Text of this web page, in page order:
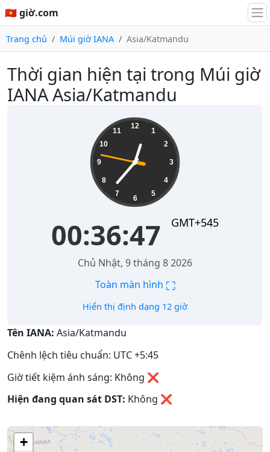
🇻🇳 giờ.com
Trang chủ Múi giờ IANA Asia/Katmandu
Thời gian hiện tại trong Múi giờ
IANA Asia/Katmandu
12
1
2
3
4
5
6
7
8
9
10
11
00:36:47 GMT+545
Chủ Nhật, 9 tháng 8 2026
Toàn màn hình ⛶
Hiển thị định dạng 12 giờ
Tên IANA: Asia/Katmandu
Chênh lệch tiêu chuẩn: UTC +5:45
Giờ tiết kiệm ánh sáng: Không ❌
Hiện đang quan sát DST: Không ❌
+